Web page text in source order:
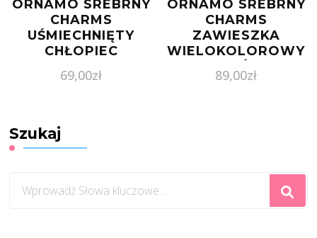
ORNAMO SREBRNY
CHARMS
UŚMIECHNIĘTY
CHŁOPIEC
DOSTAWA 24H ,
AUTORYZOWANY
SKLEP ,
69,00zł
ORNAMO SREBRNY
CHARMS
ZAWIESZKA
WIELOKOLOROWY
ORSCC2156
89,00zł
Szukaj
czegoś?